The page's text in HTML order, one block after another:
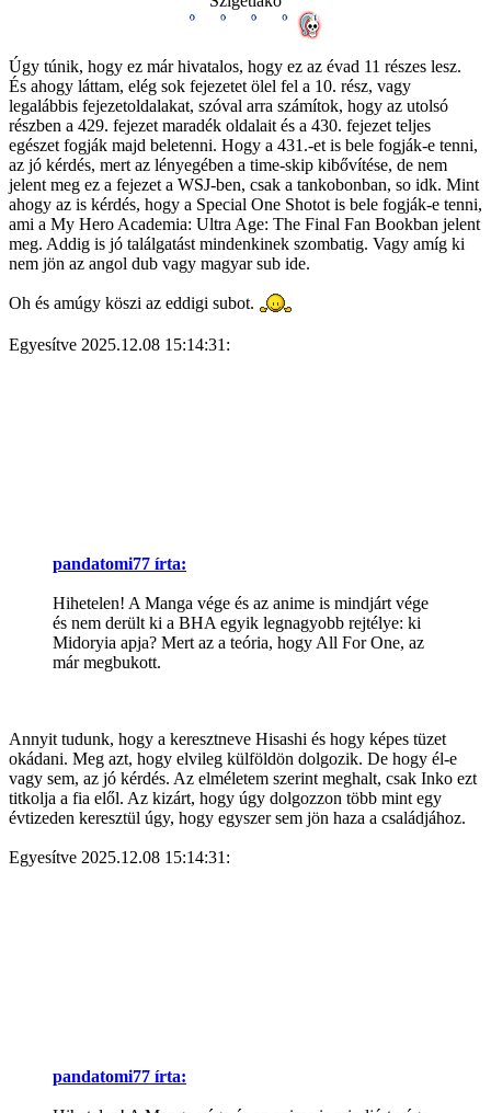
Úgy túnik, hogy ez már hivatalos, hogy ez az évad 11 részes lesz.
És ahogy láttam, elég sok fejezetet ölel fel a 10. rész, vagy
legalábbis fejezetoldalakat, szóval arra számítok, hogy az utolsó
részben a 429. fejezet maradék oldalait és a 430. fejezet teljes
egészet fogják majd beletenni. Hogy a 431.-et is bele fogják-e tenni,
az jó kérdés, mert az lényegében a time-skip kibővítése, de nem
jelent meg ez a fejezet a WSJ-ben, csak a tankobonban, so idk. Mint
ahogy az is kérdés, hogy a Special One Shotot is bele fogják-e tenni,
ami a My Hero Academia: Ultra Age: The Final Fan Bookban jelent
meg. Addig is jó találgatást mindenkinek szombatig. Vagy amíg ki
nem jön az angol dub vagy magyar sub ide.
Oh és amúgy köszi az eddigi subot.
Egyesítve 2025.12.08 15:14:31:
pandatomi77 írta:
Hihetelen! A Manga vége és az anime is mindjárt vége
és nem derült ki a BHA egyik legnagyobb rejtélye: ki
Midoryia apja? Mert az a teória, hogy All For One, az
már megbukott.
Annyit tudunk, hogy a keresztneve Hisashi és hogy képes tüzet
okádani. Meg azt, hogy elvileg külföldön dolgozik. De hogy él-e
vagy sem, az jó kérdés. Az elméletem szerint meghalt, csak Inko ezt
titkolja a fia elől. Az kizárt, hogy úgy dolgozzon több mint egy
évtizeden keresztül úgy, hogy egyszer sem jön haza a családjához.
Egyesítve 2025.12.08 15:14:31:
pandatomi77 írta: